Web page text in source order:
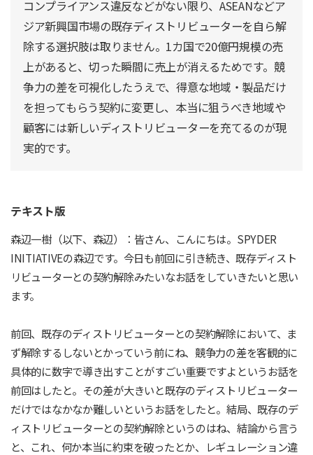
コンプライアンス違反などがない限り、ASEANなどア
ジア新興国市場の既存ディストリビューターを自ら解
除する選択肢は取りません。1カ国で20億円規模の売
上があると、切った瞬間に売上が消えるためです。競
争力の差を可視化したうえで、得意な地域・製品だけ
を担ってもらう契約に変更し、本当に狙うべき地域や
顧客には新しいディストリビューターを充てるのが現
実的です。
テキスト版
森辺一樹（以下、森辺）：皆さん、こんにちは。SPYDER
INITIATIVEの森辺です。今日も前回に引き続き、既存ディスト
リビューターとの契約解除みたいなお話をしていきたいと思い
ます。
前回、既存のディストリビューターとの契約解除において、ま
ず解除するしないとかっていう前にね、競争力の差を客観的に
具体的に数字で導き出すことがすごい重要ですよというお話を
前回はしたと。その差が大きいと既存のディストリビューター
だけではなかなか難しいというお話をしたと。結局、既存のデ
ィストリビューターとの契約解除というのはね、結論から言う
と、これ、何か本当に約束を破ったとか、レギュレーション違